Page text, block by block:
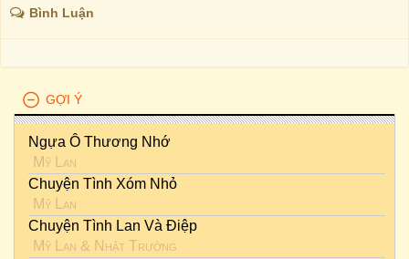
Bình Luận
GỢI Ý
Ngựa Ô Thương Nhớ
Mỹ Lan
Chuyện Tình Xóm Nhỏ
Mỹ Lan
Chuyện Tình Lan Và Điệp
Mỹ Lan & Nhật Trường